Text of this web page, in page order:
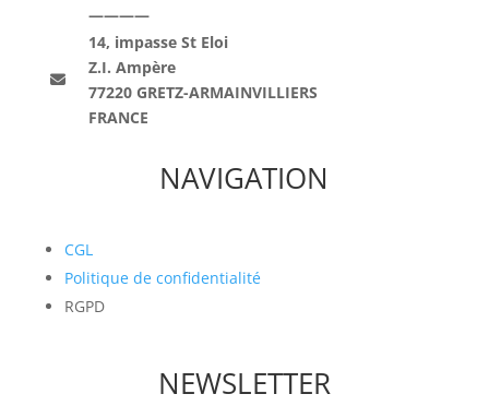
————
14, impasse St Eloi
Z.I. Ampère
77220 GRETZ-ARMAINVILLIERS
FRANCE
NAVIGATION
CGL
Politique de confidentialité
RGPD
NEWSLETTER